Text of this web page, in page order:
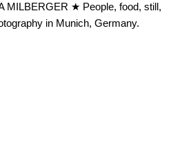
MILBERGER ★ People, food, still,
in Munich, Germany.